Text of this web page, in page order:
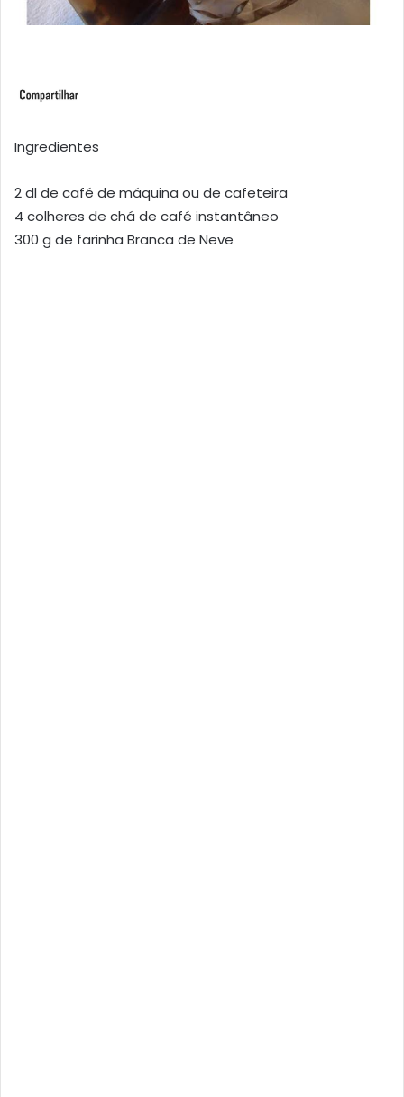
Ingredientes
2 dl de café de máquina ou de cafeteira
4 colheres de chá de café instantâneo
300 g de farinha Branca de Neve